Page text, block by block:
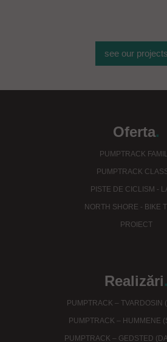
see our projects
Oferta.
PUMPTRACK
PUMPTRACK
PISTE DE CICLISM -
NORTH SHORE - BIKE
PROIECT
Realizări.
PUMPTRACK – TVARDOSIN
PUMPTRACK – HUMMENE
PUMPTRACK – GEDSTED